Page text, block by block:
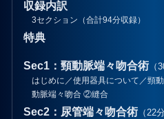
収録内訳
3セクション（合計94分収録）
特典
Sec1：頸動脈端々吻合術（
はじめに／使用器具について／頸
動脈端々吻合 ②縫合
Sec2：尿管端々吻合術（22分